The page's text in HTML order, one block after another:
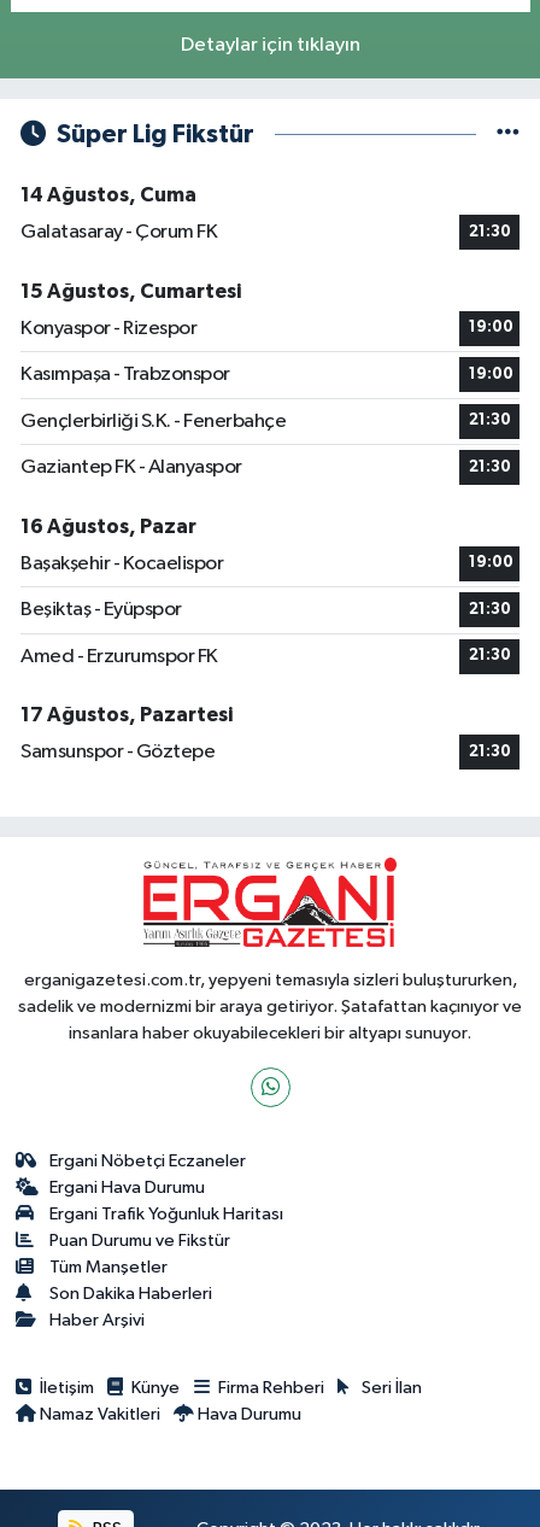
Detaylar için tıklayın
Süper Lig Fikstür
14 Ağustos, Cuma
Galatasaray - Çorum FK
21:30
15 Ağustos, Cumartesi
Konyaspor - Rizespor
19:00
Kasımpaşa - Trabzonspor 19:00
Gençlerbirliği S.K. - Fenerbahçe 21:30
Gaziantep FK - Alanyaspor 21:30
16 Ağustos, Pazar
Başakşehir - Kocaelispor
19:00
Beşiktaş - Eyüpspor 21:30
Amed - Erzurumspor FK 21:30
17 Ağustos, Pazartesi
Samsunspor - Göztepe
21:30
erganigazetesi.com.tr, yepyeni temasıyla sizleri buluştururken,
sadelik ve modernizmi bir araya getiriyor. Şatafattan kaçınıyor ve
insanlara haber okuyabilecekleri bir altyapı sunuyor.
Ergani Nöbetçi Eczaneler
Ergani Hava Durumu
Ergani Trafik Yoğunluk Haritası
Puan Durumu ve Fikstür
Tüm Manşetler
Son Dakika Haberleri
Haber Arşivi
İletişim Künye Firma Rehberi
Seri İlan
Namaz Vakitleri
Hava Durumu